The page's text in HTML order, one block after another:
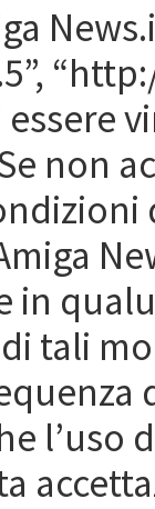
essere
non
in
tali
l’uso